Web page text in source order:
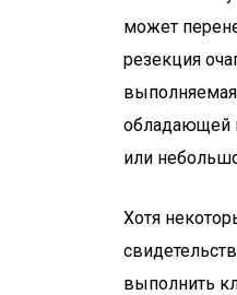
может
резекция
обладающей
или
Хотя
выполнить